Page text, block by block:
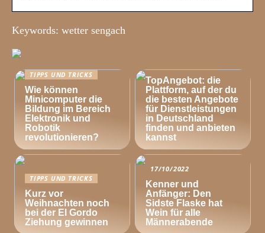
Keywords: wetter sengach
TIPPS UND TRICKS
Wie können
Minicomputer die
Bildung im Bereich
Elektronik und
Robotik
revolutionieren?
TopAngebot: die
Plattform, auf der du
die besten Angebote
für Dienstleistungen
in Deutschland
finden und anbieten
kannst
TIPPS UND TRICKS
Kurz vor
Weihnachten noch
bei der El Gordo
Ziehung gewinnen
17/10/2022
Kenner und
Anfänger: Den
Sidste Flaske hat
Wein für alle
Männerabende